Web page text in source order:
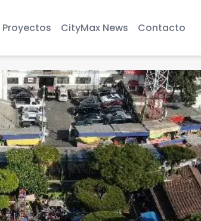
Proyectos CityMax News Contacto